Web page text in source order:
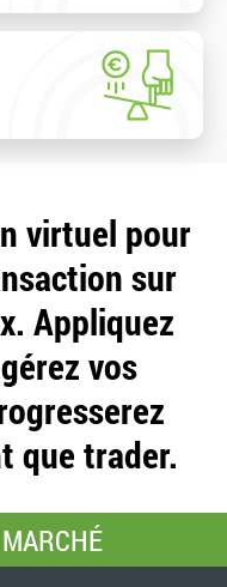
virtuel pour
sur
Appliquez
vos
que trader.